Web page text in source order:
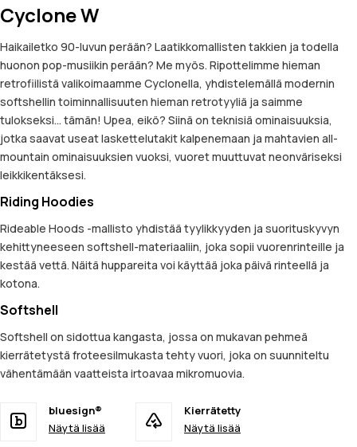
Cyclone W
Haikailetko 90-luvun perään? Laatikkomallisten takkien ja todella
huonon pop-musiikin perään? Me myös. Ripottelimme hieman
retrofiilistä valikoimaamme Cyclonella, yhdistelemällä modernin
softshellin toiminnallisuuten hieman retrotyyliä ja saimme
tulokseksi... tämän! Upea, eikö? Siinä on teknisiä ominaisuuksia,
jotka saavat useat laskettelutakit kalpenemaan ja mahtavien all-
mountain ominaisuuksien vuoksi, vuoret muuttuvat neonväriseksi
leikkikentäksesi.
Riding Hoodies
Rideable Hoods -mallisto yhdistää tyylikkyyden ja suorituskyvyn
kehittyneeseen softshell-materiaaliin, joka sopii vuorenrinteille ja
kestää vettä. Näitä huppareita voi käyttää joka päivä rinteellä ja
kotona.
Softshell
Softshell on sidottua kangasta, jossa on mukavan pehmeä
kierrätetystä froteesilmukasta tehty vuori, joka on suunniteltu
vähentämään vaatteista irtoavaa mikromuovia.
bluesign®
Näytä lisää
Kierrätetty
Näytä lisää